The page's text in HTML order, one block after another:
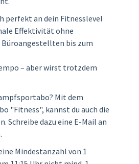
perfekt an dein Fitnesslevel
Effektivität ohne
bis zum
– aber wirst trotzdem
Mit dem
"Fitness", kannst du auch die
Schreibe dazu eine E-Mail an
Mindestanzahl von 1